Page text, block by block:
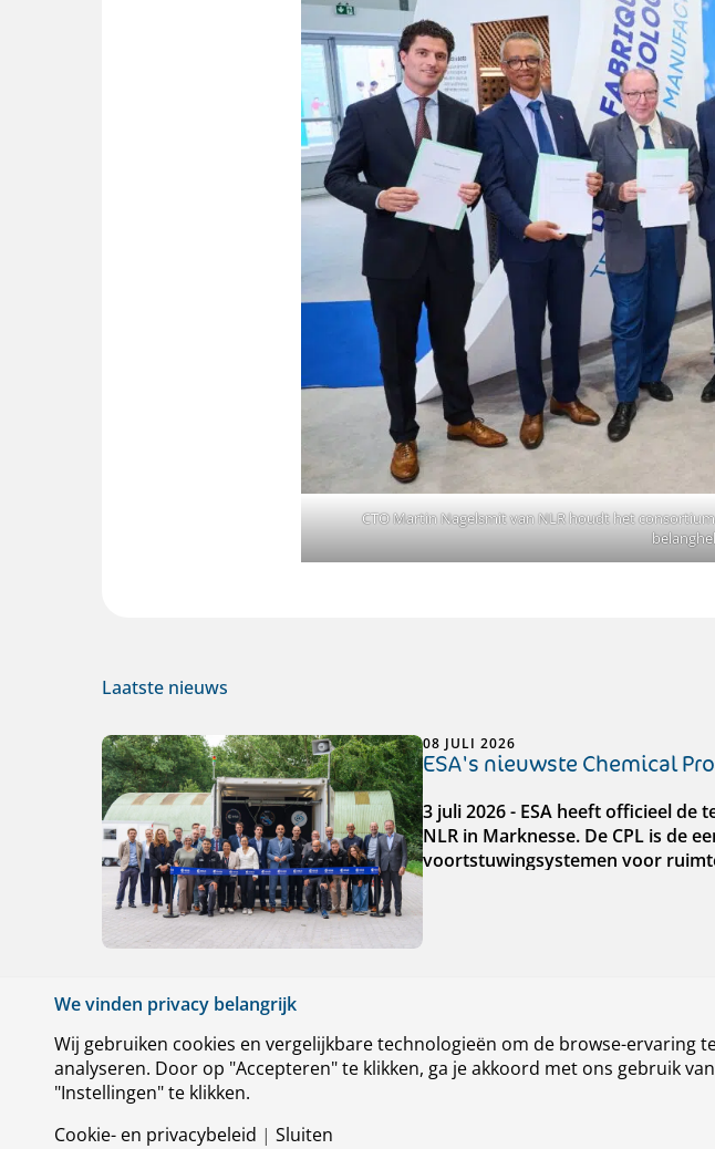
CTO Martin Nagelsmit van NLR houdt het
Laatste nieuws
08 JULI 2026
ESA's nieuwste Chemical
3 juli 2026 - ESA heeft officieel de
NLR in Marknesse. De CPL is de
voortstuwingsystemen voor
NLR benoemt nieuwe
Het Koninklijk Nederlands
divisiemanager Aerospace
We vinden privacy belangrijk
Wij gebruiken cookies en vergelijkbare technologieën om de browse-ervaring
analyseren. Door op "Accepteren" te klikken, ga je akkoord met ons gebruik
"Instellingen" te klikken.
Cookie- en privacybeleid | Sluiten